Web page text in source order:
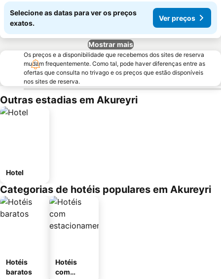
Selecione as datas para ver os preços
exatos.
Ver preços
Mostrar mais
Os preços e a disponibilidade que recebemos dos sites de reserva
mudam frequentemente. Como tal, pode haver diferenças entre as
ofertas que consulta no trivago e os preços que estão disponíveis
nos sites de reserva.
Outras estadias em Akureyri
Hotel
Categorias de hotéis populares em Akureyri
Hotéis
baratos
Hotéis
com